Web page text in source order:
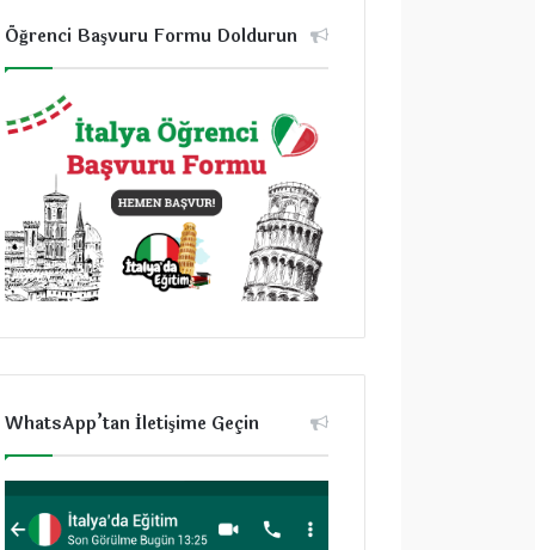
Öğrenci Başvuru Formu Doldurun
WhatsApp’tan İletişime Geçin